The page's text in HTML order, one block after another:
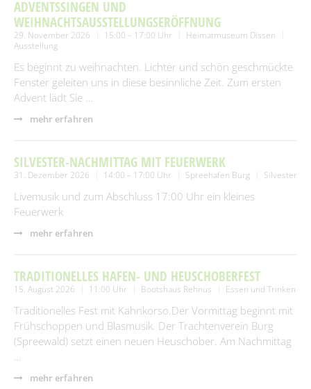
Fundtiere
Zahlen & Statistik
Formularservice
Spielplätze
Spenden & Sponsoring
Tourismus
ADVENTSSINGEN UND
WEIHNACHTSAUSSTELLUNGSERÖFFNUNG
29. November 2026 15:00 – 17:00 Uhr
Heimatmuseum Dissen
Ausstellung
Es beginnt zu weihnachten. Lichter und schön geschmückte
Fenster geleiten uns in diese besinnliche Zeit. Zum ersten
Advent lädt Sie …
mehr erfahren
SILVESTER-NACHMITTAG MIT FEUERWERK
31. Dezember 2026 14:00 – 17:00 Uhr Spreehafen Burg Silvester
Livemusik und zum Abschluss 17:00 Uhr ein kleines
Feuerwerk
mehr erfahren
TRADITIONELLES HAFEN- UND HEUSCHOBERFEST
15. August 2026 11:00 Uhr Bootshaus Rehnus Essen und Trinken
Traditionelles Fest mit Kahnkorso.Der Vormittag beginnt mit
Frühschoppen und Blasmusik. Der Trachtenverein Burg
(Spreewald) setzt einen neuen Heuschober. Am Nachmittag
…
mehr erfahren
SUCHEN